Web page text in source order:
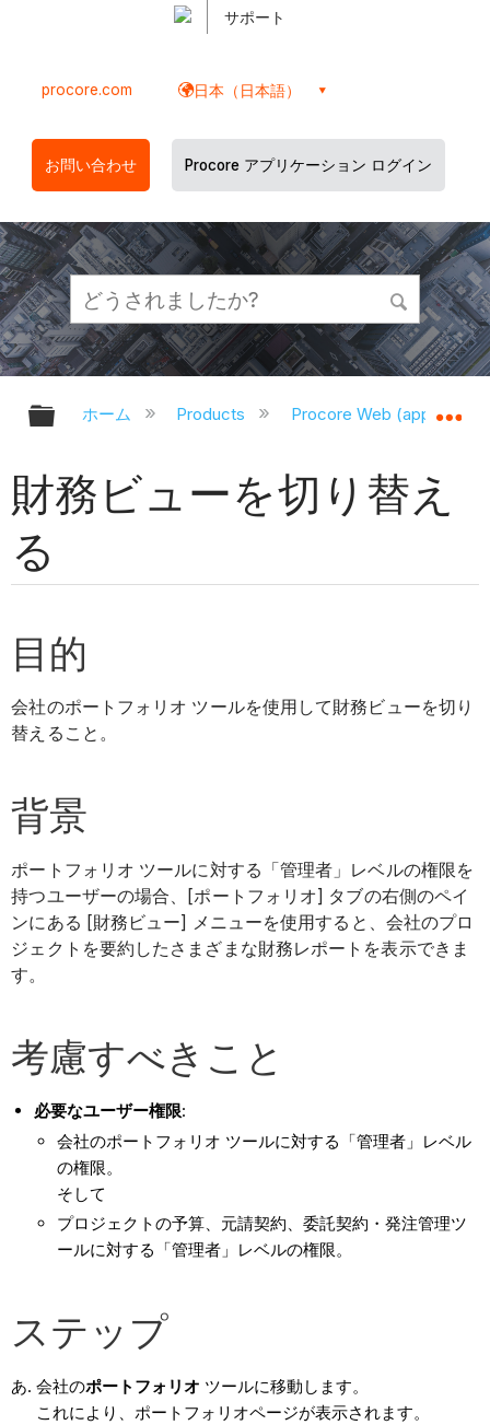
サポート
procore.com 日本（日本語）
お問い合わせ Procore アプリケーション ログイン
グローバル階層を展開/折りたたむ
ホーム Products Procore Web
財務ビューを切り替え
る
目的
会社のポートフォリオ ツールを使用して財務ビューを切り
替えること。
背景
ポートフォリオ ツールに対する「管理者」レベルの権限を
持つユーザーの場合、[ポートフォリオ] タブの右側のペイ
ンにある [財務ビュー] メニューを使用すると、会社のプロ
ジェクトを要約したさまざまな財務レポートを表示できま
す。
考慮すべきこと
必要なユーザー権限:
会社のポートフォリオ ツールに対する「管理者」レベル
の権限。
そして
プロジェクトの予算、元請契約、委託契約・発注管理ツ
ールに対する「管理者」レベルの権限。
ステップ
会社のポートフォリオ ツールに移動します。
これにより、ポートフォリオページが表示されます。